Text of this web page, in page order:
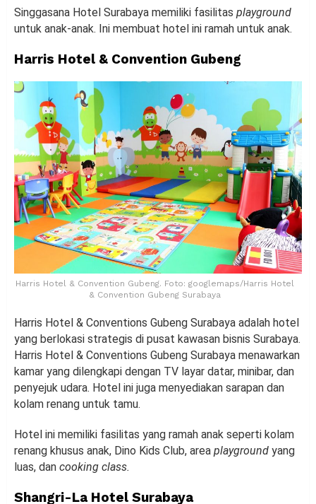
Singgasana Hotel Surabaya memiliki fasilitas playground
untuk anak-anak. Ini membuat hotel ini ramah untuk anak.
Harris Hotel & Convention Gubeng
Harris Hotel & Convention Gubeng. Foto: googlemaps/Harris Hotel
& Convention Gubeng Surabaya
Harris Hotel & Conventions Gubeng Surabaya adalah hotel
yang berlokasi strategis di pusat kawasan bisnis Surabaya.
Harris Hotel & Conventions Gubeng Surabaya menawarkan
kamar yang dilengkapi dengan TV layar datar, minibar, dan
penyejuk udara. Hotel ini juga menyediakan sarapan dan
kolam renang untuk tamu.
Hotel ini memiliki fasilitas yang ramah anak seperti kolam
renang khusus anak, Dino Kids Club, area playground yang
luas, dan cooking class.
Shangri-La Hotel Surabaya